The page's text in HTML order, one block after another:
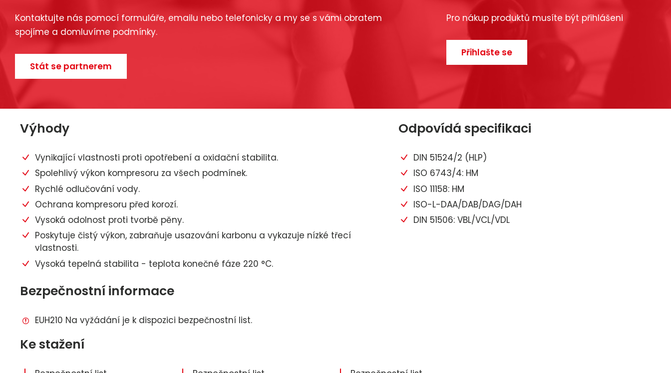
Kontaktujte nás pomocí formuláře, emailu nebo telefonicky a my se s vámi obratem
spojíme a domluvíme podmínky.
Stát se partnerem
Pro nákup produktů musíte být přihlášeni
Přihlašte se
Výhody
Vynikající vlastnosti proti opotřebení a oxidační stabilita.
Spolehlivý výkon kompresoru za všech podmínek.
Rychlé odlučování vody.
Ochrana kompresoru před korozí.
Vysoká odolnost proti tvorbě pěny.
Poskytuje čistý výkon, zabraňuje usazování karbonu a vykazuje nízké třecí
vlastnosti.
Vysoká tepelná stabilita - teplota konečné fáze 220 °C.
Odpovídá specifikaci
DIN 51524/2 (HLP)
ISO 6743/4: HM
ISO 11158: HM
ISO-L-DAA/DAB/DAG/DAH
DIN 51506: VBL/VCL/VDL
Bezpečnostní informace
EUH210 Na vyžádání je k dispozici bezpečnostní list.
Ke stažení